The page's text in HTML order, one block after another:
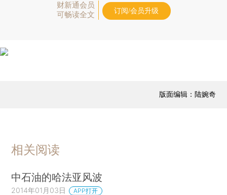
财新通会员
可畅读全文
订阅/会员升级
版面编辑：陆婉奇
相关阅读
中石油的哈法亚风波
2014年01月03日 APP打开